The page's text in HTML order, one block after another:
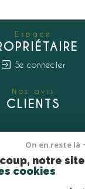
Espace
Se connecter
Nos avis
CLIENTS
ADHÉRONS
On en reste là
notre site
cookies